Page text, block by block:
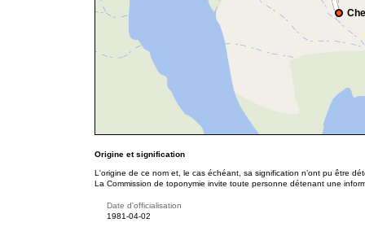
Origine et signification
L'origine de ce nom et, le cas échéant, sa signification n’ont pu être
La Commission de toponymie invite toute personne détenant une
Date d'officialisation
1981-04-02